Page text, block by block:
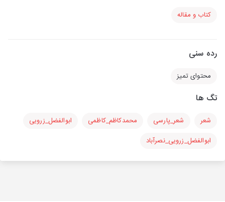
کتاب و مقاله
رده سنی
محتوای تمیز
تگ ها
شعر شعر_پارسی محمدکاظم_کاظمی
ابوالفضل_زرویی
ابوالفضل_زرویی_نصرآباد